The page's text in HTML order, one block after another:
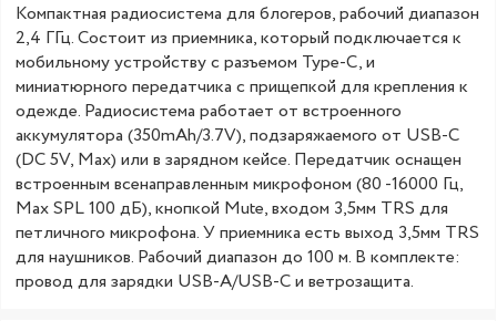
Компактная радиосистема для блогеров, рабочий диапазон
2,4 ГГц. Состоит из приемника, который подключается к
мобильному устройству с разъемом Type-C, и
миниатюрного передатчика с прищепкой для крепления к
одежде. Радиосистема работает от встроенного
аккумулятора (350mAh/3.7V), подзаряжаемого от USB-C
(DC 5V, Max) или в зарядном кейсе. Передатчик оснащен
встроенным всенаправленным микрофоном (80 -16000 Гц,
Max SPL 100 дБ), кнопкой Mute, входом 3,5мм TRS для
петличного микрофона. У приемника есть выход 3,5мм TRS
для наушников. Рабочий диапазон до 100 м. В комплекте:
провод для зарядки USB-А/USB-C и ветрозащита.